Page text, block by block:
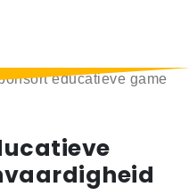
educatieve game